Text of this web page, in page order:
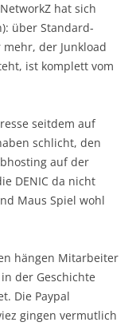
hat sich
über Standard-
der Junkload
ist komplett vom
seitdem auf
schlicht, den
auf der
DENIC da nicht
Maus Spiel wohl
hängen Mitarbeiter
in der Geschichte
Die Paypal
gingen vermutlich